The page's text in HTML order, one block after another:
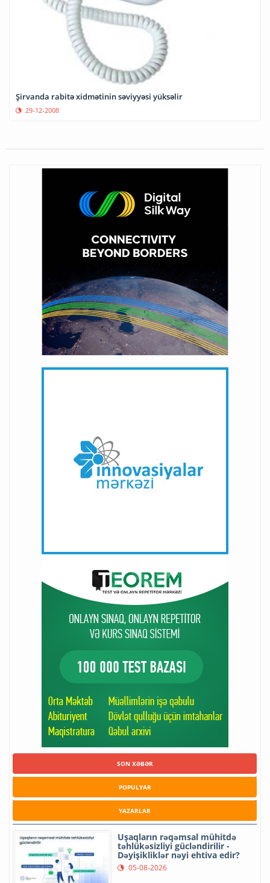
Şirvanda rabitə xidmətinin səviyyəsi yüksəlir
29-12-2008
SON XƏBƏR
POPULYAR
YAZARLAR
Uşaqların rəqəmsal mühitdə
təhlükəsizliyi gücləndirilir -
Dəyişikliklər nəyi ehtiva edir?
05-08-2026